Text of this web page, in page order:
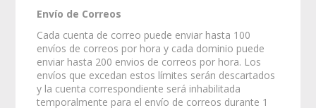
Envío de Correos
Cada cuenta de correo puede enviar hasta 100
envíos de correos por hora y cada dominio puede
enviar hasta 200 envios de correos por hora. Los
envíos que excedan estos límites serán descartados
y la cuenta correspondiente será inhabilitada
temporalmente para el envío de correos durante 1